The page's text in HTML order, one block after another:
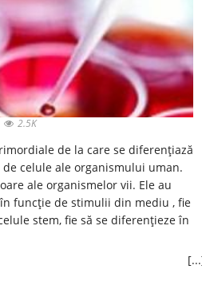
2.5K
de la care se diferențiază
celule ale organismului uman.
ale organismelor vii. Ele au
funcție de stimulii din mediu , fie
stem, fie să se diferențieze în